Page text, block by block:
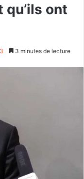
ont
3 minutes de lecture